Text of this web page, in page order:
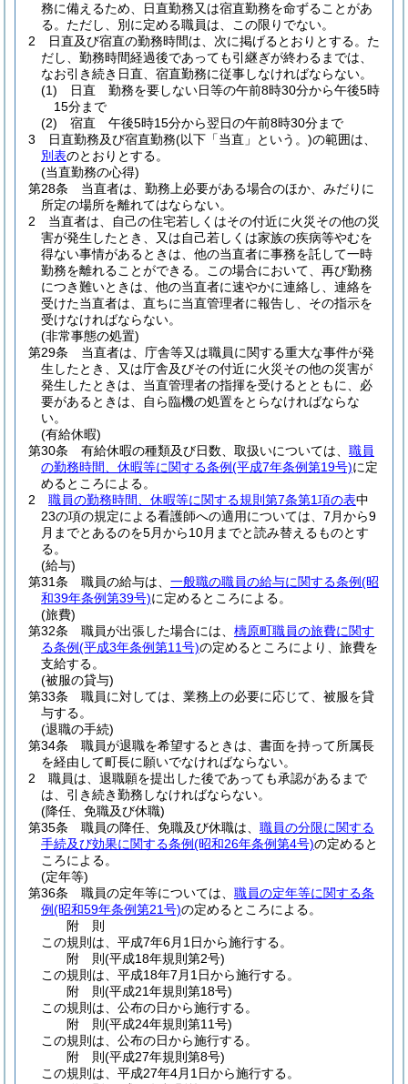
務に備えるため、日直勤務又は宿直勤務を命ずることがあ
る。 ただし、別に定める職員は、この限りでない。
2
日直及び宿直の勤務時間は、次に掲げるとおりとする。 た
だし、勤務時間経過後であっても引継ぎが終わるまでは、
なお引き続き日直、宿直勤務に従事しなければならない。
(1)
日直 勤務を要しない日等の午前8時30分から午後5時
15分まで
(2)
宿直 午後5時15分から翌日の午前8時30分まで
3
日直勤務及び宿直勤務(以下「当直」という。)の範囲は、
別表のとおりとする。
(当直勤務の心得)
第28条
当直者は、勤務上必要がある場合のほか、みだりに
所定の場所を離れてはならない。
2
当直者は、自己の住宅若しくはその付近に火災その他の災
害が発生したとき、又は自己若しくは家族の疾病等やむを
得ない事情があるときは、他の当直者に事務を託して一時
勤務を離れることができる。
この場合において、再び勤務
につき難いときは、他の当直者に速やかに連絡し、連絡を
受けた当直者は、直ちに当直管理者に報告し、その指示を
受けなければならない。
(非常事態の処置)
第29条
当直者は、庁舎等又は職員に関する重大な事件が発
生したとき、又は庁舎及びその付近に火災その他の災害が
発生したときは、当直管理者の指揮を受けるとともに、必
要があるときは、自ら臨機の処置をとらなければならな
い。
(有給休暇)
第30条
有給休暇の種類及び日数、取扱いについては、 職員
の勤務時間、休暇等に関する条例(平成7年条例第19号)に定
めるところによる。
2
職員の勤務時間、休暇等に関する規則第7条第1項の表中
23の項の規定による看護師への適用については、7月から9
月までとあるのを5月から10月までと読み替えるものとす
る。
(給与)
第31条
職員の給与は、 一般職の職員の給与に関する条例(昭
和39年条例第39号)に定めるところによる。
(旅費)
第32条
職員が出張した場合には、 檮原町職員の旅費に関す
る条例(平成3年条例第11号)の定めるところにより、旅費を
支給する。
(被服の貸与)
第33条
職員に対しては、業務上の必要に応じて、被服を貸
与する。
(退職の手続)
第34条
職員が退職を希望するときは、書面を持って所属長
を経由して町長に願いでなければならない。
2
職員は、退職願を提出した後であっても承認があるまで
は、引き続き勤務しなければならない。
(降任、免職及び休職)
第35条
職員の降任、免職及び休職は、 職員の分限に関する
手続及び効果に関する条例(昭和26年条例第4号)の定めると
ころによる。
(定年等)
第36条
職員の定年等については、 職員の定年等に関する条
例(昭和59年条例第21号)の定めるところによる。
附 則
この規則は、平成7年6月1日から施行する。
附 則(平成18年規則第2号)
この規則は、平成18年7月1日から施行する。
附 則(平成21年規則第18号)
この規則は、公布の日から施行する。
附 則(平成24年規則第11号)
この規則は、公布の日から施行する。
附 則(平成27年規則第8号)
この規則は、平成27年4月1日から施行する。